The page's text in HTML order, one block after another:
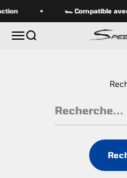
🏎 Compatible
MenuRecherche